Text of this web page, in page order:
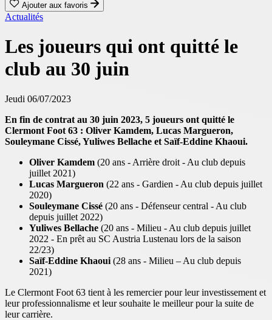
Ajouter aux favoris
Actualités
Les joueurs qui ont quitté le
club au 30 juin
Jeudi 06/07/2023
En fin de contrat au 30 juin 2023, 5 joueurs ont quitté le
Clermont Foot 63 : Oliver Kamdem, Lucas Margueron,
Souleymane Cissé, Yuliwes Bellache et Saïf-Eddine Khaoui.
Oliver Kamdem (20 ans - Arrière droit - Au club depuis
juillet 2021)
Lucas Margueron (22 ans - Gardien - Au club depuis juillet
2020)
Souleymane Cissé (20 ans - Défenseur central - Au club
depuis juillet 2022)
Yuliwes Bellache (20 ans - Milieu - Au club depuis juillet
2022 - En prêt au SC Austria Lustenau lors de la saison
22/23)
Saïf-Eddine Khaoui (28 ans - Milieu – Au club depuis
2021)
Le Clermont Foot 63 tient à les remercier pour leur investissement et
leur professionnalisme et leur souhaite le meilleur pour la suite de
leur carrière.